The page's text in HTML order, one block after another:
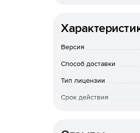
Удаленное
сеансов
Версия
Способ доставки
Тип лицензии
Срок действия